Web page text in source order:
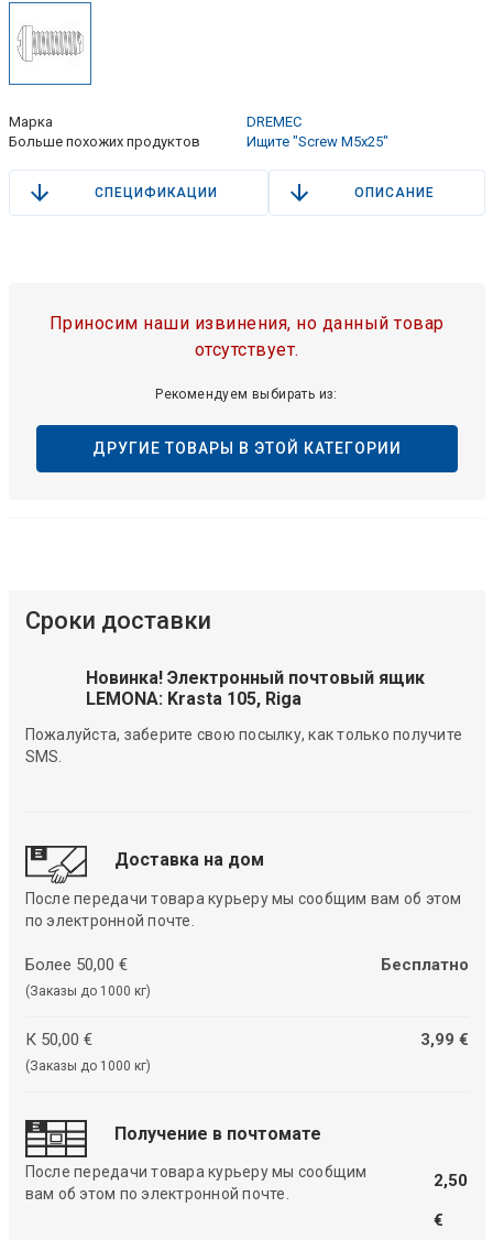
Марка
DREMEC
Больше похожих продуктов
Ищите "Screw M5x25"
СПЕЦИФИКАЦИИ ОПИСАНИЕ
Приносим наши извинения, но данный товар
отсутствует.
Рекомендуем выбирать из:
ДРУГИЕ ТОВАРЫ В ЭТОЙ КАТЕГОРИИ
Сроки доставки
Новинка! Электронный почтовый ящик
LEMONA: Krasta 105, Riga
Пожалуйста, заберите свою посылку, как только получите
SMS.
Доставка на дом
После передачи товара курьеру мы сообщим вам об этом
по электронной почте.
Более 50,00 €
(Заказы до 1000 кг)
Бесплатно
К 50,00 €
(Заказы до 1000 кг)
3,99 €
Получение в почтомате
После передачи товара курьеру мы сообщим
вам об этом по электронной почте.
2,50
€